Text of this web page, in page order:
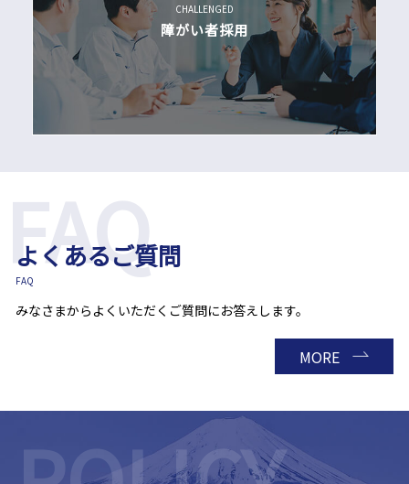
CHALLENGED
障がい者採用
よくあるご質問
FAQ
みなさまからよくいただくご質問にお答えします。
MORE